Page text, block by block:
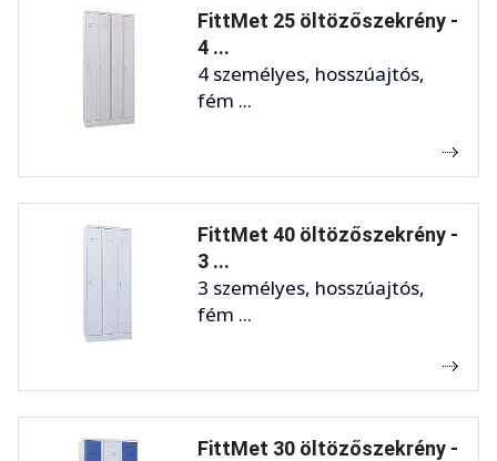
FittMet 25 öltözőszekrény -
4 ...
4 személyes, hosszúajtós,
fém ...
FittMet 40 öltözőszekrény -
3 ...
3 személyes, hosszúajtós,
fém ...
FittMet 30 öltözőszekrény -